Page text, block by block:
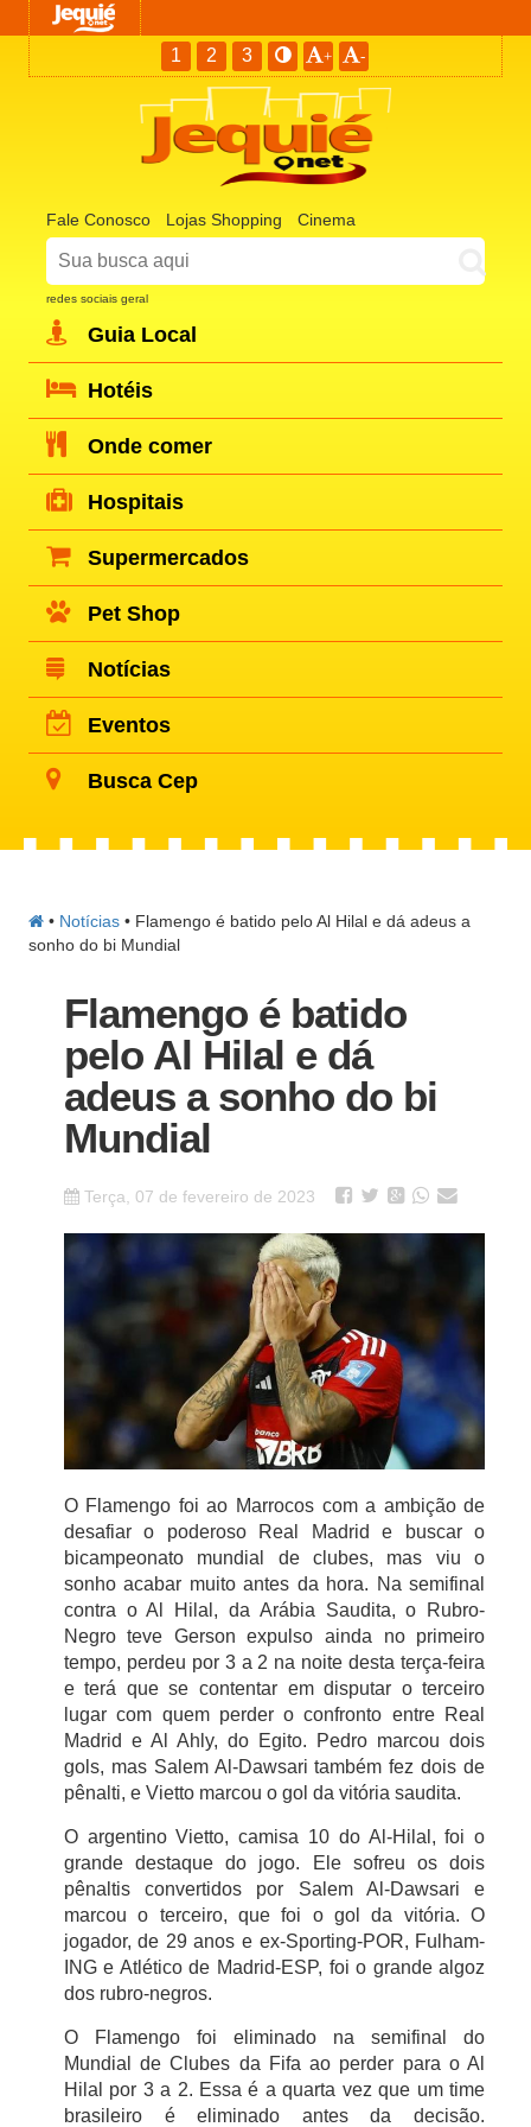
1 2 3 + -
Fale Conosco Lojas Shopping Cinema
redes sociais geral
Guia Local
Hotéis
Onde comer
Hospitais
Supermercados
Pet Shop
Notícias
Eventos
Busca Cep
• Notícias •Flamengo é batido pelo Al Hilal e dá adeus a
sonho do bi Mundial
Flamengo é batido
pelo Al Hilal e dá
adeus a sonho do bi
Mundial
Terça, 07 de fevereiro de 2023
O Flamengo foi ao Marrocos com a ambição de
desafiar o poderoso Real Madrid e buscar o
bicampeonato mundial de clubes, mas viu o
sonho acabar muito antes da hora. Na semifinal
contra o Al Hilal, da Arábia Saudita, o Rubro-
Negro teve Gerson expulso ainda no primeiro
tempo, perdeu por 3 a 2 na noite desta terça-feira
e terá que se contentar em disputar o terceiro
lugar com quem perder o confronto entre Real
Madrid e Al Ahly, do Egito. Pedro marcou dois
gols, mas Salem Al-Dawsari também fez dois de
pênalti, e Vietto marcou o gol da vitória saudita.
O argentino Vietto, camisa 10 do Al-Hilal, foi o
grande destaque do jogo. Ele sofreu os dois
pênaltis convertidos por Salem Al-Dawsari e
marcou o terceiro, que foi o gol da vitória. O
jogador, de 29 anos e ex-Sporting-POR, Fulham-
ING e Atlético de Madrid-ESP, foi o grande algoz
dos rubro-negros.
O Flamengo foi eliminado na semifinal do
Mundial de Clubes da Fifa ao perder para o Al
Hilal por 3 a 2. Essa é a quarta vez que um time
brasileiro é eliminado antes da decisão.